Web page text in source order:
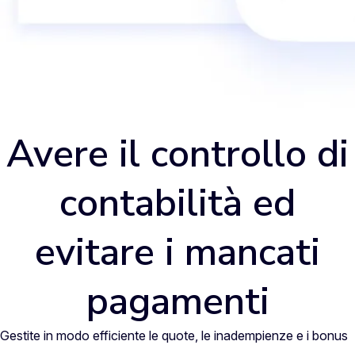
Avere il controllo di
contabilità ed
evitare i mancati
pagamenti
Gestite in modo efficiente le quote, le inadempienze e i bonus